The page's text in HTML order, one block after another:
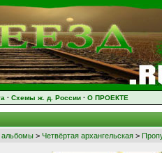
· Схемы ж. д. России · О ПРОЕКТЕ
альбомы > Четвёртая архангельская >